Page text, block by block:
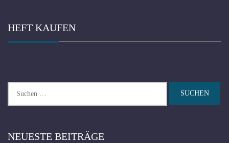
HEFT KAUFEN
nach:
NEUESTE BEITRÄGE